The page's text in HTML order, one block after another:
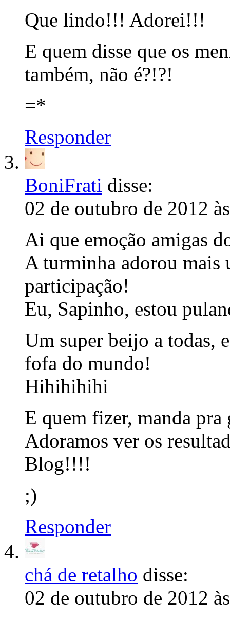
Que lindo!!! Adorei!!!
E quem disse que os
também, não é?!?!
=*
Responder
BoniFrati disse:
02 de outubro de 2012
Ai que emoção amigas
A turminha adorou mais
participação!
Eu, Sapinho, estou
Um super beijo a todas,
fofa do mundo!
Hihihihihi
E quem fizer, manda pra
Adoramos ver os
Blog!!!!
;)
Responder
chá de retalho disse:
02 de outubro de 2012